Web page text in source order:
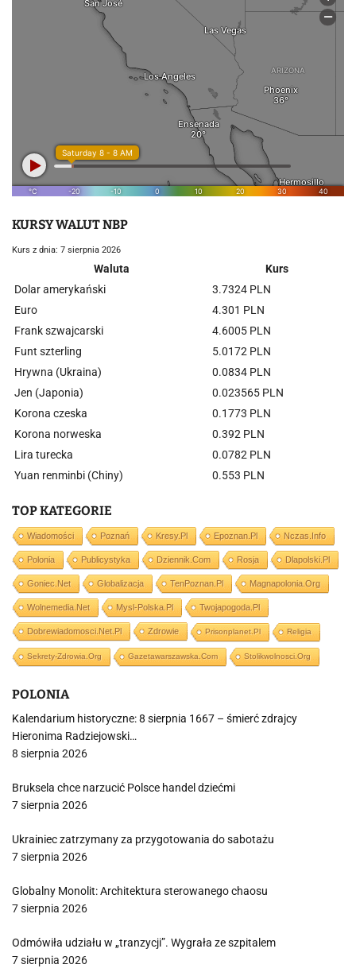
KURSY WALUT NBP
Kurs z dnia: 7 sierpnia 2026
Waluta
Kurs
Dolar amerykański
3.7324 PLN
Euro
4.301 PLN
Frank szwajcarski
4.6005 PLN
Funt szterling
5.0172 PLN
Hrywna (Ukraina)
0.0834 PLN
Jen (Japonia)
0.023565 PLN
Korona czeska
0.1773 PLN
Korona norweska
0.392 PLN
Lira turecka
0.0782 PLN
Yuan renminbi (Chiny)
0.553 PLN
TOP KATEGORIE
Wiadomości Poznań Kresy.pl Epoznan.pl Nczas.info
Polonia Publicystyka Dziennik.com Rosja Dlapolski.pl
Goniec.net Globalizacja TenPoznan.pl Magnapolonia.org
Wolnemedia.net Mysl-Polska.pl Twojapogoda.pl
Dobrewiadomosci.net.pl Zdrowie Prisonplanet.pl Religia
Sekrety-Zdrowia.org Gazetawarszawska.com Stolikwolnosci.org
POLONIA
Kalendarium historyczne: 8 sierpnia 1667 – śmierć zdrajcy
Hieronima Radziejowski…
8 sierpnia 2026
Bruksela chce narzucić Polsce handel dziećmi
7 sierpnia 2026
Ukrainiec zatrzymany za przygotowania do sabotażu
7 sierpnia 2026
Globalny Monolit: Architektura sterowanego chaosu
7 sierpnia 2026
Odmówiła udziału w „tranzycji”. Wygrała ze szpitalem
7 sierpnia 2026